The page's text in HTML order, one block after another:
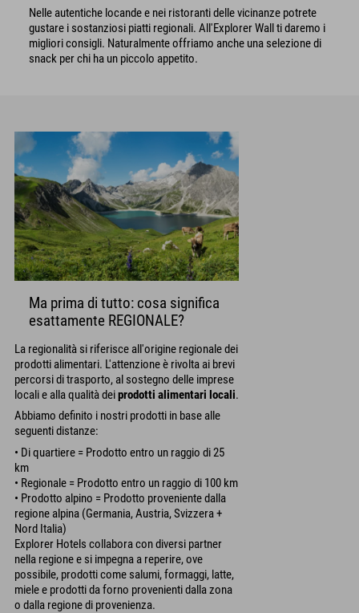
Nelle autentiche locande e nei ristoranti delle vicinanze potrete
gustare i sostanziosi piatti regionali. All'Explorer Wall ti daremo i
migliori consigli. Naturalmente offriamo anche una selezione di
snack per chi ha un piccolo appetito.
Ma prima di tutto: cosa significa
esattamente REGIONALE?
La regionalità si riferisce all'origine regionale dei
prodotti alimentari. L'attenzione è rivolta ai brevi
percorsi di trasporto, al sostegno delle imprese
locali e alla qualità deiprodotti alimentari locali.
Abbiamo definito i nostri prodotti in base alle
seguenti distanze:
• Di quartiere = Prodotto entro un raggio di 25
km
• Regionale = Prodotto entro un raggio di 100 km
• Prodotto alpino = Prodotto proveniente dalla
regione alpina (Germania, Austria, Svizzera +
Nord Italia)
Explorer Hotels collabora con diversi partner
nella regione e si impegna a reperire, ove
possibile, prodotti come salumi, formaggi, latte,
miele e prodotti da forno provenienti dalla zona
o dalla regione di provenienza.